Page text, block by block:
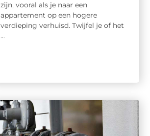
zijn, vooral als je naar een
appartement op een hogere
verdieping verhuisd. Twijfel je of het
...